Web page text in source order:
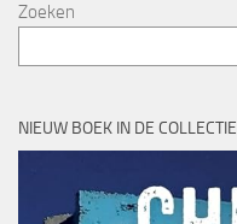
Zoeken
NIEUW BOEK IN DE COLLECTIE